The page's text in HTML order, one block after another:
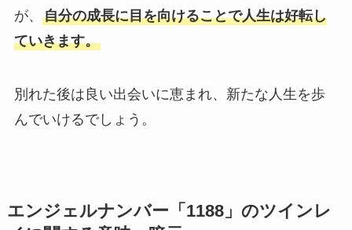
が、 自分の成長に目を向けることで人生は好転し
ていきます。
別れた後は良い出会いに恵まれ、新たな人生を歩
んでいけるでしょう。
エンジェルナンバー「1188」のツインレ